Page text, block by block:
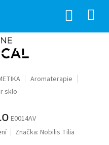
Aromaterapie
sklo
E0014AV
Značka: Nobilis Tilia